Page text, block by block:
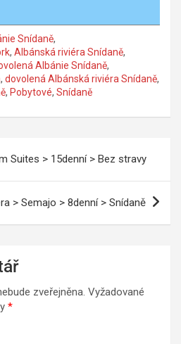
Snídaně,
, Albánská riviéra Snídaně,
Albánie Snídaně,
, dovolená Albánská riviéra Snídaně,
, Pobytové, Snídaně
Suites > 15denní > Bez stravy
> Semajo > 8denní > Snídaně
zveřejněna. Vyžadované
*